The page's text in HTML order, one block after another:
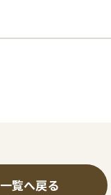
一覧へ戻る